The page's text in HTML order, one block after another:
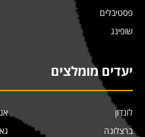
פסטיבלים
שופינג
יעדים מומלצים
לונדון
ברצלונה